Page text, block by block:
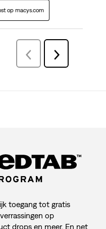
op macys.com
VorigeBeoordelingen
Volgende
Beoordelingen
toegang tot gratis
op
drops en meer. En net